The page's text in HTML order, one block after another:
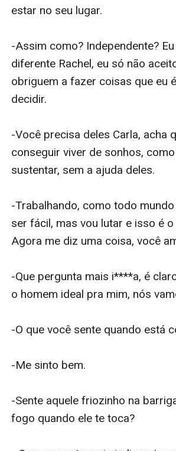
estar no seu lugar.
-Assim como? Independente?
diferente Rachel, eu só não
obriguem a fazer coisas que eu
decidir.
-Você precisa deles Carla, acha
conseguir viver de sonhos,
sustentar, sem a ajuda deles.
-Trabalhando, como todo
ser fácil, mas vou lutar e isso é
Agora me diz uma coisa, você
-Que pergunta mais i****a, é
o homem ideal pra mim, nós
-O que você sente quando está
-Me sinto bem.
-Sente aquele friozinho na
fogo quando ele te toca?